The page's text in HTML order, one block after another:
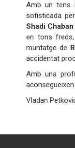
Amb un tens
sofisticada
Shadi Chaban
en tons
muntatge de
accidentat
Amb una
Vladan